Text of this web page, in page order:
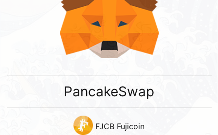
PancakeSwap
FJCB Fujicoin